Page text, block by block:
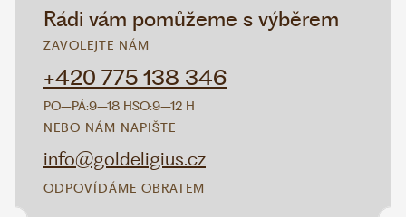
Rádi vám pomůžeme s výběrem
ZAVOLEJTE NÁM
+420 775 138 346
PO–PÁ:9–18 HSO:9–12 H
NEBO NÁM NAPIŠTE
info@goldeligius.cz
ODPOVÍDÁME OBRATEM